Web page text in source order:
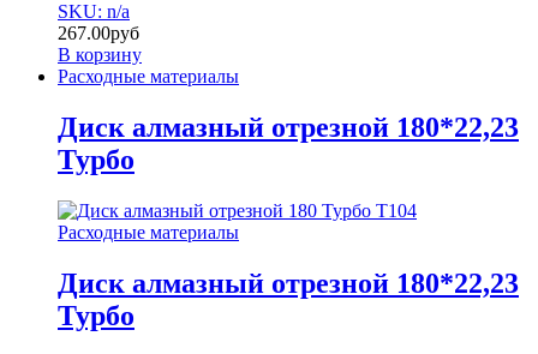
SKU: n/a
267.00руб
В корзину
Расходные материалы
Диск алмазный отрезной 180*22,23
Турбо
Расходные материалы
Диск алмазный отрезной 180*22,23
Турбо